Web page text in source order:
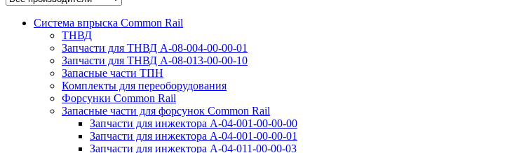
Система впрыска Common Rail
ТНВД
Запчасти для ТНВД А-08-⁠004-00-00-01
Запчасти для ТНВД А-08-⁠013-00-00-10
Запасные части ТПН
Комплекты для переоборудования
Форсунки Common Rail
Запасные части для форсунок Common Rail
Запчасти для инжектора А-04-001-00-00-00
Запчасти для инжектора А-04-001-00-00-01
Запчасти для инжектора А-04-011-00-00-03